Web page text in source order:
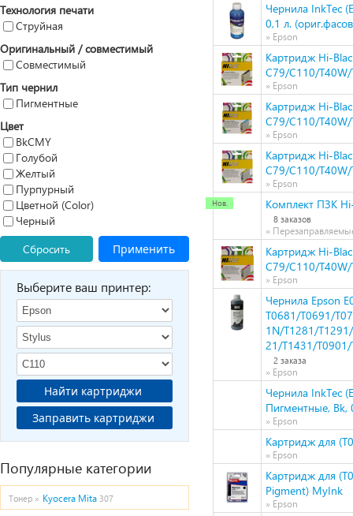
Технология печати
Струйная
Оригинальный / совместимый
Совместимый
Тип чернил
Пигментные
Цвет
BkCMY
Голубой
Желтый
Пурпурный
Цветной (Color)
Черный
Сбросить
Применить
Выберите ваш принтер:
Найти картриджи
Заправить картриджи
Популярные категории
Тонер » Kyocera Mita 307
Чернила InkTec
0,1 л.
» Epson
Картридж Hi-
C79/C110/
» Epson
Картридж Hi-
C79/C110/
» Epson
Картридж Hi-
C79/C110/
» Epson
Комплект ПЗК
8 заказов
»
Картридж Hi-
C79/C110/
» Epson
Чернила Epson
T0681/T0691/
1N/T1281/
21/T1431/
2 заказа
» Epson
Чернила InkTec
Пигментные, Bk,
» Epson
Картридж для
» Epson
Картридж для
Pigment) MyInk
» Epson